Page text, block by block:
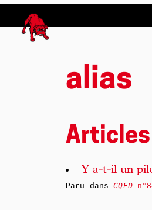
alias
Articles
Y a-t-il un
Paru dansCQFD